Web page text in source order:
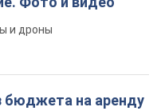
и кто ею
два соседних